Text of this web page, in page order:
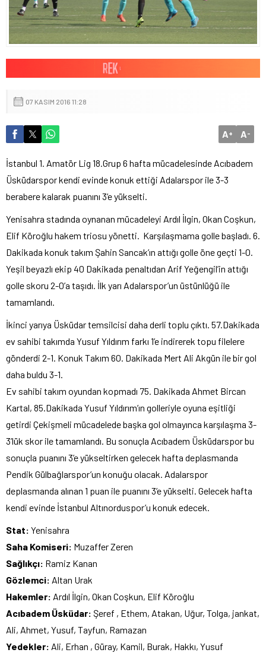
07 KASIM 2016 11:28
A+ A-
İstanbul 1. Amatör Lig 18.Grup 6 hafta mücadelesinde Acıbadem
Üsküdarspor kendi evinde konuk ettiği Adalarspor ile 3-3
berabere kalarak puanını 3’e yükselti.
Yenisahra stadında oynanan mücadeleyi Ardıl İlgin, Okan Coşkun,
Elif Köroğlu hakem triosu yönetti. Karşılaşmama golle başladı. 6.
Dakikada konuk takım Şahin Sancak’ın attığı golle öne geçti 1-0.
Yeşil beyazlı ekip 40 Dakikada penaltıdan Arif Yeğengil’in attığı
golle skoru 2-0’a taşıdı. İlk yarı Adalarspor’un üstünlüğü ile
tamamlandı.
İkinci yarıya Üsküdar temsilcisi daha derli toplu çıktı. 57.Dakikada
ev sahibi takımda Yusuf Yıldırım farkı 1’e indirerek topu filelere
gönderdi 2-1. Konuk Takım 60. Dakikada Mert Ali Akgün ile bir gol
daha buldu 3-1.
Ev sahibi takım oyundan kopmadı 75. Dakikada Ahmet Bircan
Kartal, 85.Dakikada Yusuf Yıldırım’ın golleriyle oyuna eşitliği
getirdi Çekişmeli mücadelede başka gol olmayınca karşılaşma 3-
3’lük skor ile tamamlandı. Bu sonuçla Acıbadem Üsküdarspor bu
sonuçla puanını 3’e yükseltirken gelecek hafta deplasmanda
Pendik Gülbağlarspor’un konuğu olacak. Adalarspor
deplasmanda alınan 1 puan ile puanını 3’e yükselti. Gelecek hafta
kendi evinde İstanbul Altınorduspor’u konuk edecek.
Stat: Yenisahra
Saha Komiseri: Muzaffer Zeren
Sağlıkçı: Ramiz Kanan
Gözlemci: Altan Urak
Hakemler: Ardıl İlgin, Okan Coşkun, Elif Köroğlu
Acıbadem Üsküdar: Şeref , Ethem, Atakan, Uğur, Tolga, jankat,
Ali, Ahmet, Yusuf, Tayfun, Ramazan
Yedekler: Ali, Erhan , Güray, Kamil, Burak, Hakkı, Yusuf